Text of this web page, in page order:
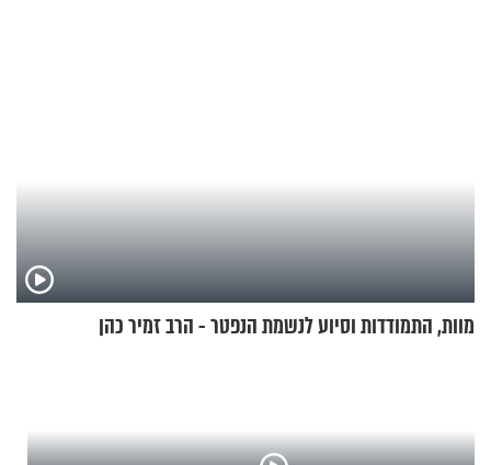
מוות, התמודדות וסיוע לנשמת הנפטר - הרב זמיר כהן